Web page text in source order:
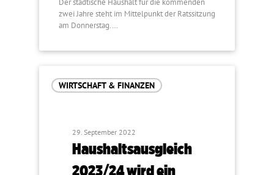
Der städtische Haushalt für die kommenden
zwei Jahre steht im Mittelpunkt der Ratssitzung
am Donnerstag.…
WIRTSCHAFT & FINANZEN
29. September 2022
Haushaltsausgleich
2023/24 wird ein